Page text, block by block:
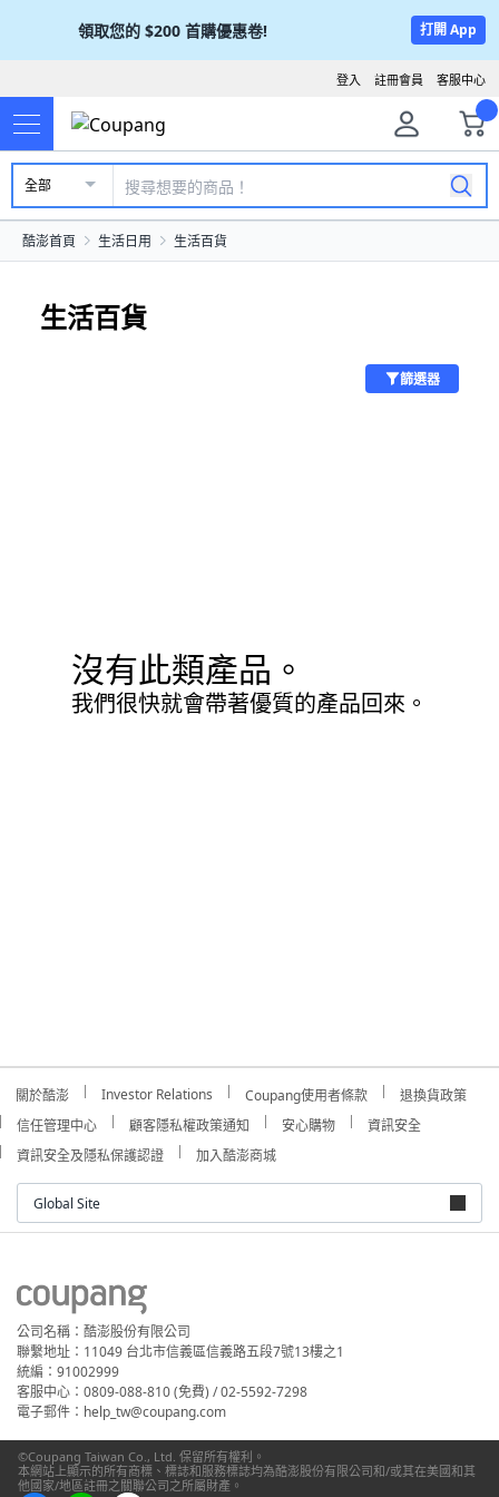
領取您的 $200 首購優惠卷! 打開 App
客服中心
註冊會員
登入
全部
酷澎首頁 生活日用 生活百貨
生活百貨
篩選器
沒有此類產品。
我們很快就會帶著優質的產品回來。
關於酷澎 Investor Relations Coupang使用者條款
退換貨政策
信任管理中心
顧客隱私權政策通知 安心購物
資訊安全
資訊安全及隱私保護認證
加入酷澎商城
Global Site
公司名稱：酷澎股份有限公司
聯繫地址：11049 台北市信義區信義路五段7號13樓之1
統編：91002999
客服中心：0809-088-810 (免費) / 02-5592-7298
電子郵件：help_tw@coupang.com
©Coupang Taiwan Co., Ltd. 保留所有權利。
本網站上顯示的所有商標、標誌和服務標誌均為酷澎股份有限公司和/或其在美國和其
他國家/地區註冊之關聯公司之所屬財產。